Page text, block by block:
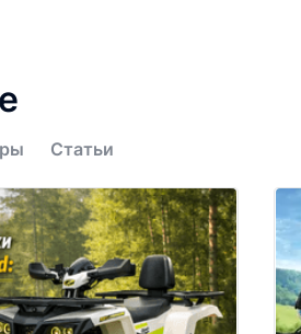
Статьи